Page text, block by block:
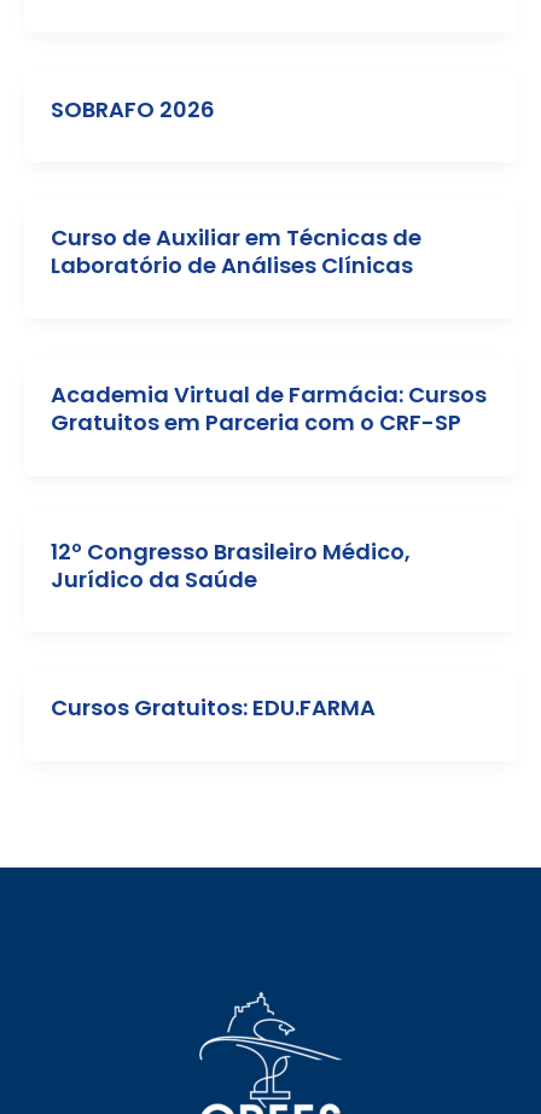
SOBRAFO 2026
Curso de Auxiliar em Técnicas de
Laboratório de Análises Clínicas
Academia Virtual de Farmácia: Cursos
Gratuitos em Parceria com o CRF-SP
12º Congresso Brasileiro Médico,
Jurídico da Saúde
Cursos Gratuitos: EDU.FARMA